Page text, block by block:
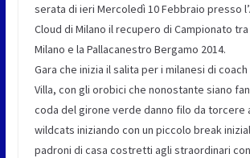
serata di ieri Mercoledì 10 Febbraio presso
Cloud di Milano il recupero di Campionato tra
Milano e la Pallacanestro Bergamo 2014.
Gara che inizia il salita per i milanesi di coach
Villa, con gli orobici che nonostante siano
coda del girone verde danno filo da torcere
wildcats iniziando con un piccolo break
padroni di casa costretti agli straordinari